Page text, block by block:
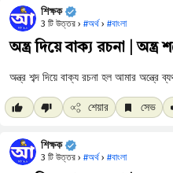
শিক্ষক
3 টি উত্তর › #অর্থ› #বাংলা
অন্ত্র দিয়ে বাক্য রচনা | অন্ত্র
শেয়ার সেভ
শিক্ষক
3 টি উত্তর › #অর্থ› #বাংলা